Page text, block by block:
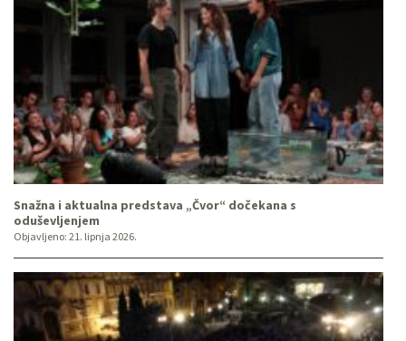
Snažna i aktualna predstava „Čvor“ dočekana s
oduševljenjem
Objavljeno: 21. lipnja 2026.